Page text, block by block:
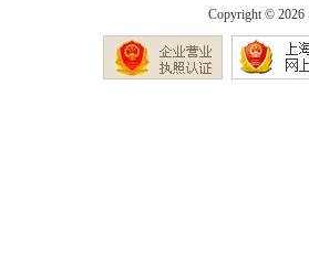
Copyright © 2026